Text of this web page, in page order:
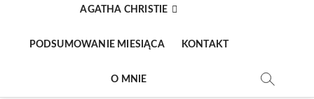
AGATHA CHRISTIE
PODSUMOWANIE MIESIĄCA KONTAKT
O MNIE